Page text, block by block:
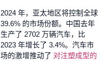
2024 年，亚太地区将控制全球
39.6% 的市场份额。中国去年
生产了 2702 万辆汽车，比
2023 年增长了 3.4%。汽车市
场的激增推动了 对注塑成型的